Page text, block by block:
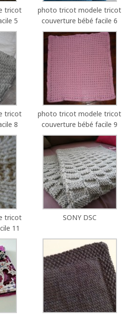
tricot
5
photo tricot modele tricot
couverture bébé facile 6
tricot
8
photo tricot modele tricot
couverture bébé facile 9
tricot
11
SONY DSC